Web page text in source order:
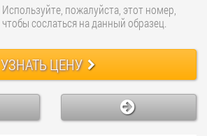
Используйте, пожалуйста, этот номер,
чтобы сослаться на данный образец.
УЗНАТЬ ЦЕНУ